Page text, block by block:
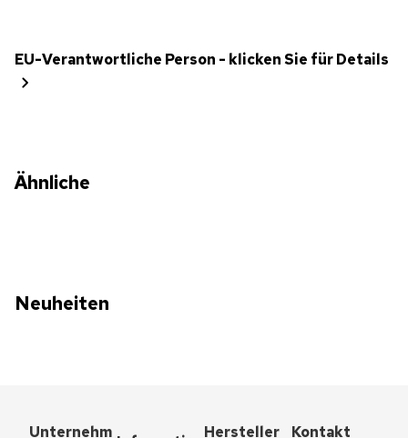
EU-Verantwortliche Person - klicken Sie für Details
Ähnliche
Neuheiten
Unternehm
Hersteller
Kontakt